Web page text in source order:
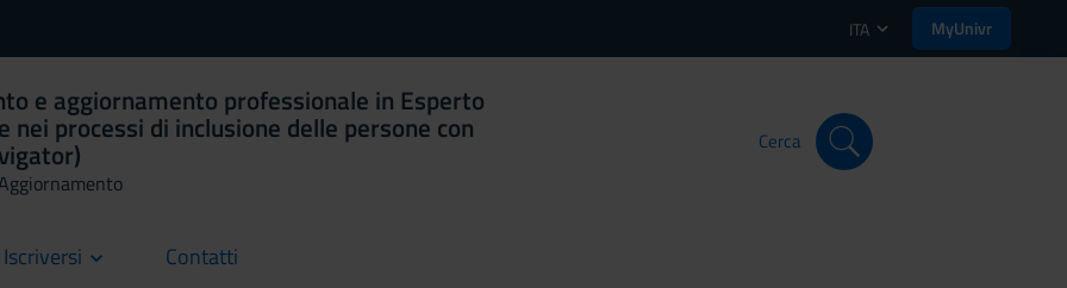
ITA MyUnivr
e aggiornamento professionale in Esperto
processi di inclusione delle persone con Cerca
Iscriversi Contatti
current